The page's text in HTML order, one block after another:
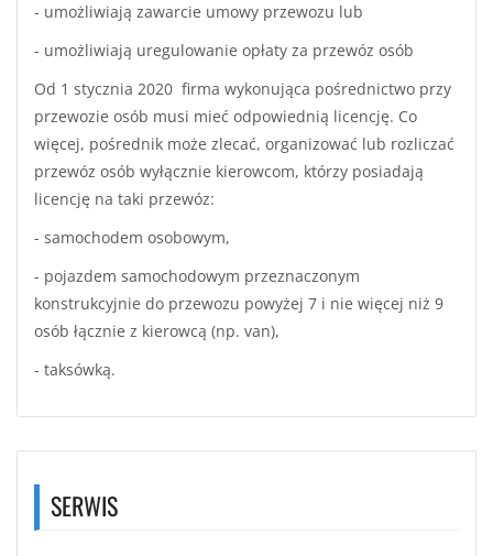
- umożliwiają zawarcie umowy przewozu lub
- umożliwiają uregulowanie opłaty za przewóz osób
Od 1 stycznia 2020 firma wykonująca pośrednictwo przy
przewozie osób musi mieć odpowiednią licencję. Co
więcej, pośrednik może zlecać, organizować lub rozliczać
przewóz osób wyłącznie kierowcom, którzy posiadają
licencję na taki przewóz:
- samochodem osobowym,
- pojazdem samochodowym przeznaczonym
konstrukcyjnie do przewozu powyżej 7 i nie więcej niż 9
osób łącznie z kierowcą (np. van),
- taksówką.
SERWIS